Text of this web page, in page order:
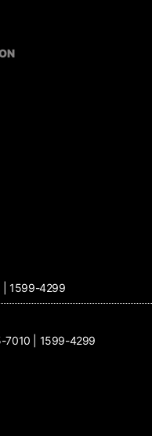
| 1599-4299
7010 | 1599-4299